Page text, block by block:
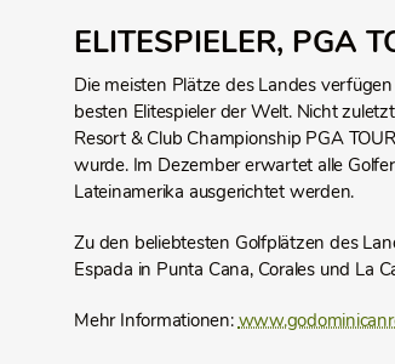
ELITESPIELER, PGA
Die meisten Plätze des Landes
besten Elitespieler der Welt. Nicht
Resort & Club Championship PGA
wurde. Im Dezember erwartet alle
Lateinamerika ausgerichtet werden.
Zu den beliebtesten Golfplätzen des
Espada in Punta Cana, Corales und La
Mehr Informationen: